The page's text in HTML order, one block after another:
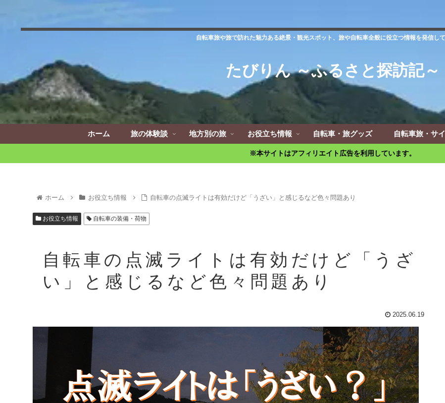
自転車旅や旅で訪れた魅力ある絶景・観光スポット、旅や自転車全般に役立つ情報を発信して
たびりん ～ふるさと探訪記～
ホーム 旅の体験談 地方別の旅 お役立ち情報 自転車・旅グッズ 自転車旅・サ
※本サイトはアフィリエイト広告を利用しています。
ホーム お役立ち情報 自転車の点滅ライトは有効だけど「うざい」と感じるなど色々問題あり
お役立ち情報 自転車の装備・荷物
自転車の点滅ライトは有効だけど「うざ
い」と感じるなど色々問題あり
2025.06.19